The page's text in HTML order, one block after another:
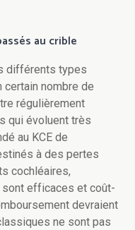
au crible
différents types
nombre de
régulièrement
qui évoluent très
au KCE de
à des pertes
cochléaires,
efficaces et coût-
devraient
ne sont pas